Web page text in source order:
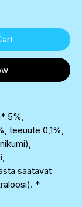
5%,
teeuute 0,1%,
saatavat
*